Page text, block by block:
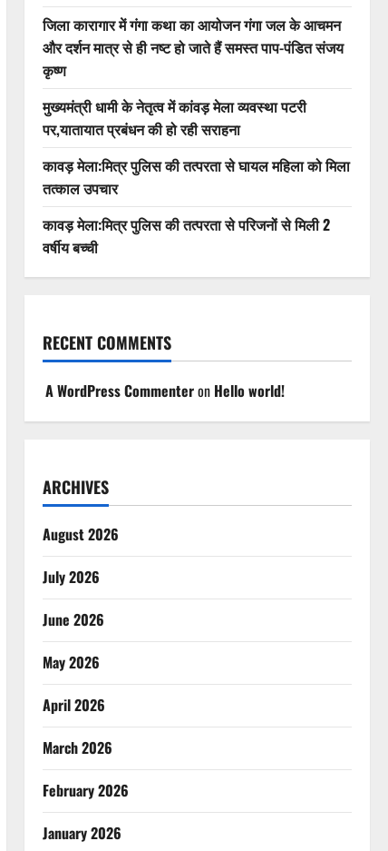
जिला कारागार में गंगा कथा का आयोजन गंगा जल के आचमन
और दर्शन मात्र से ही नष्ट हो जाते हैं समस्त पाप-पंडित संजय
कृष्ण
मुख्यमंत्री धामी के नेतृत्व में कांवड़ मेला व्यवस्था पटरी
पर,यातायात प्रबंधन की हो रही सराहना
कावड़ मेला:मित्र पुलिस की तत्परता से घायल महिला को मिला
तत्काल उपचार
कावड़ मेला:मित्र पुलिस की तत्परता से परिजनों से मिली 2
वर्षीय बच्ची
RECENT COMMENTS
A WordPress Commenteron Hello world!
ARCHIVES
August 2026
July 2026
June 2026
May 2026
April 2026
March 2026
February 2026
January 2026